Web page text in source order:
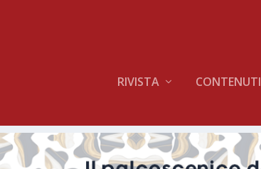
RIVISTA CONTENUTI